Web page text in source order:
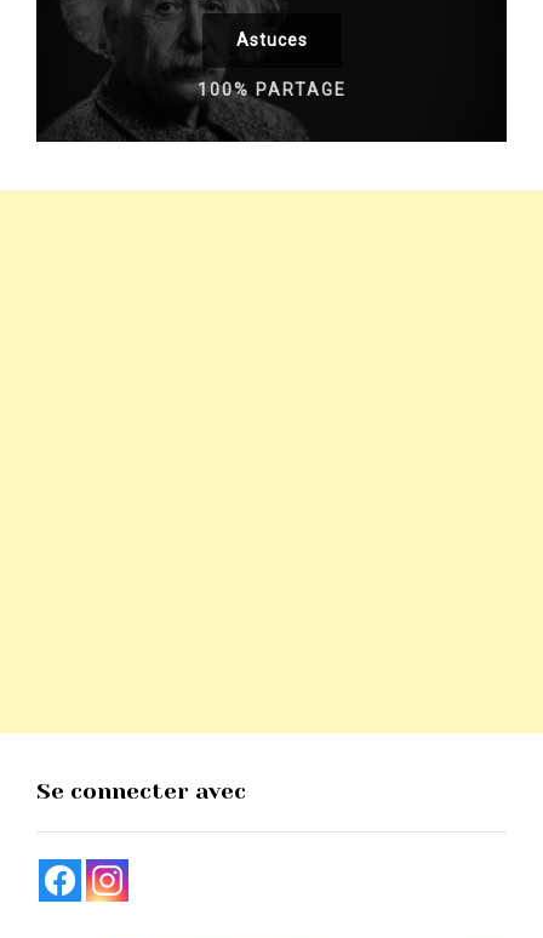
Astuces
100% PARTAGE
Se connecter avec